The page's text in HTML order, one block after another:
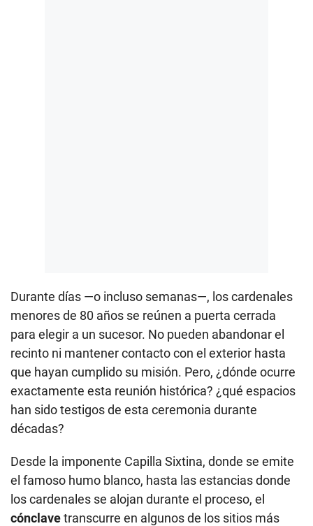
Durante días —o incluso semanas—, los cardenales
menores de 80 años se reúnen a puerta cerrada
para elegir a un sucesor. No pueden abandonar el
recinto ni mantener contacto con el exterior hasta
que hayan cumplido su misión. Pero, ¿dónde ocurre
exactamente esta reunión histórica? ¿qué espacios
han sido testigos de esta ceremonia durante
décadas?
Desde la imponente Capilla Sixtina, donde se emite
el famoso humo blanco, hasta las estancias donde
los cardenales se alojan durante el proceso, el
cónclavetranscurre en algunos de los sitios más